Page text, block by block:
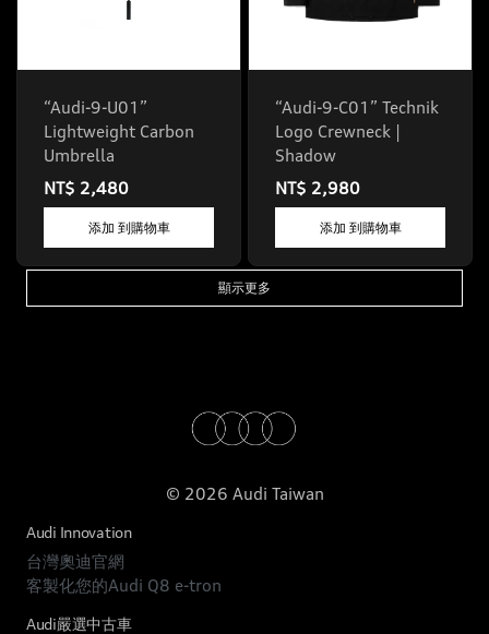
“Audi-9-U01”
Lightweight Carbon
Umbrella
NT$ 2,480
添加 到購物車
“Audi-9-C01” Technik
Logo Crewneck |
Shadow
NT$ 2,980
添加 到購物車
顯示更多
© 2026 Audi Taiwan
Audi Innovation
台灣奧迪官網
客製化您的Audi Q8 e-tron
Audi嚴選中古車